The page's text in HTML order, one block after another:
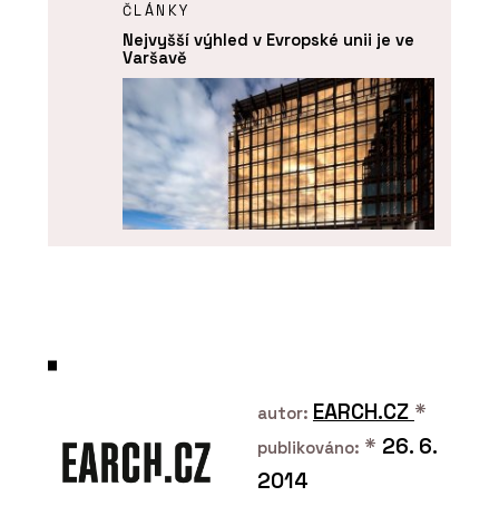
ČLÁNKY
Nejvyšší výhled v Evropské unii je ve
Varšavě
autor: EARCH.CZ *
publikováno: * 26. 6.
2014